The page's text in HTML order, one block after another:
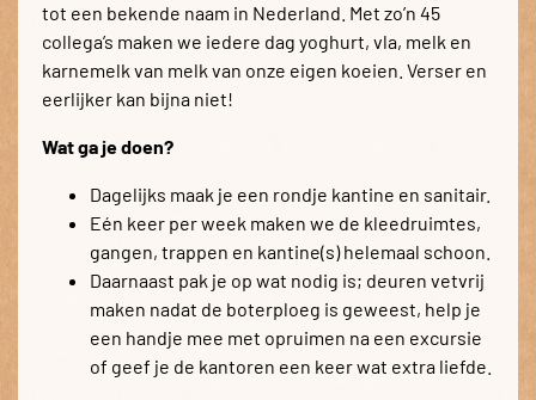
tot een bekende naam in Nederland. Met zo’n 45
collega’s maken we iedere dag yoghurt, vla, melk en
karnemelk van melk van onze eigen koeien. Verser en
eerlijker kan bijna niet!
Wat ga je doen?
Dagelijks maak je een rondje kantine en sanitair.
Eén keer per week maken we de kleedruimtes,
gangen, trappen en kantine(s) helemaal schoon.
Daarnaast pak je op wat nodig is; deuren vetvrij
maken nadat de boterploeg is geweest, help je
een handje mee met opruimen na een excursie
of geef je de kantoren een keer wat extra liefde.